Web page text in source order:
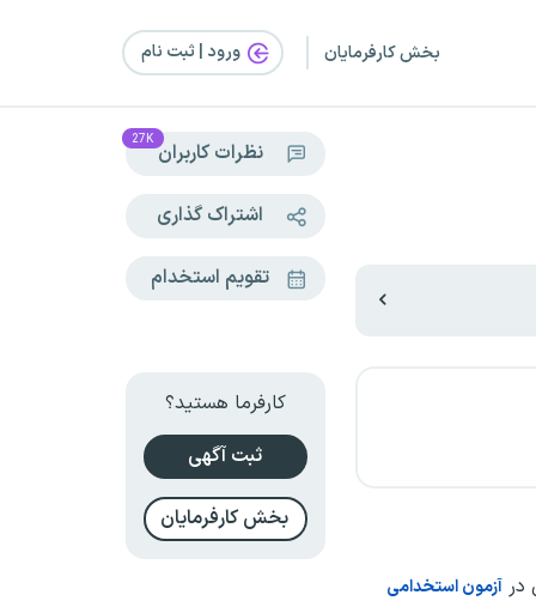
بخش کارفرمایان ورود | ثبت‌ نام
در آزمون استخدامی
نظرات کاربران 27K
اشتراک گذاری
تقویم استخدام
کارفرما هستید؟
ثبت آگهی
بخش کارفرمایان